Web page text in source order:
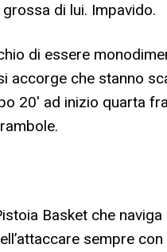
di lui. Impavido.
di essere
accorge che stanno
20′ ad inizio quarta
Basket che
sempre